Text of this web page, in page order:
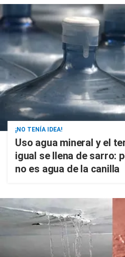
¡NO TENÍA IDEA!
Uso agua mineral y el
igual se llena de sarro:
no es agua de la canilla